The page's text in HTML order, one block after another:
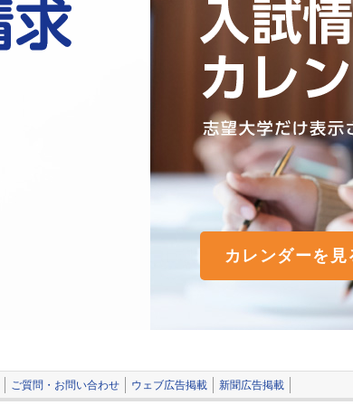
カレンダーを見
ご質問・お問い合わせ ウェブ広告掲載 新聞広告掲載